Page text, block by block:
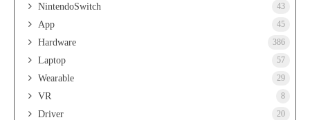
NintendoSwitch 43
App 45
Hardware 386
Laptop 57
Wearable 29
VR 8
Driver 20